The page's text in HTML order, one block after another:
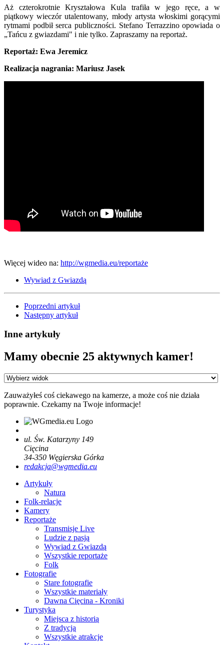
Aż czterokrotnie Kryształowa Kula trafiła w jego ręce, a w
piątkowy wieczór utalentowany, młody artysta włoskimi gorącymi
rytmami podbił serca publiczności. Stefano Terrazzino opowiada o
„Tańcu z gwiazdami" i nie tylko. Zapraszamy na reportaż.
Reportaż: Ewa Jeremicz
Realizacja nagrania: Mariusz Jasek
Więcej wideo na: http://wgmedia.eu/reportaże
Wywiad z Gwiazdą
Poprzedni artykuł
Następny artykuł
Inne artykuły
Mamy obecnie 25 aktywnych kamer!
Zauważyłeś coś ciekawego na kamerze, a może coś nie działa
poprawnie. Czekamy na Twoje informacje!
ul. Św. Katarzyny 149
Cięcina
34-350 Węgierska Górka
redakcja@wgmedia.eu
Artykuły
Natura
Folk-relacje
Kamery
Reportaże
Transmisje Live
Ludzie z pasją
Wywiad z Gwiazdą
Wszystkie reportaże
Folk
Fotografie
Stare fotografie
Wszystkie materiały
Dawna Cięcina - Kroniki
Turystyka
Miejsca z historią
Z tradycją
Wszystkie atrakcje